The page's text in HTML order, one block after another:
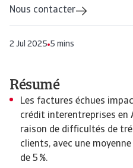
Nous contacter
2 Jul 2025 5 mins
Résumé
Les factures échues
crédit interentreprises en
raison de difficultés de
clients, avec une
de 5 %.